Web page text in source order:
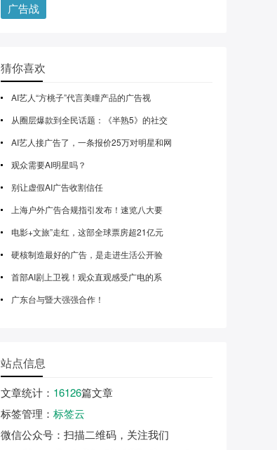
广告战
猜你喜欢
AI艺人“方桃子”代言美瞳产品的广告视
从圈层爆款到全民话题：《半熟5》的社交
AI艺人接广告了，一条报价25万对明星和网
观众需要AI明星吗？
别让虚假AI广告收割信任
上海户外广告合规指引发布！速览八大要
电影+文旅”走红，这部全球票房超21亿元
硬核制造最好的广告，是走进生活公开验
首部AI剧上卫视！观众直观感受广电的系
广东台与暨大强强合作！
站点信息
文章统计 ： 16126篇文章
标签管理 ： 标签云
微信公众号 ：扫描二维码，关注我们